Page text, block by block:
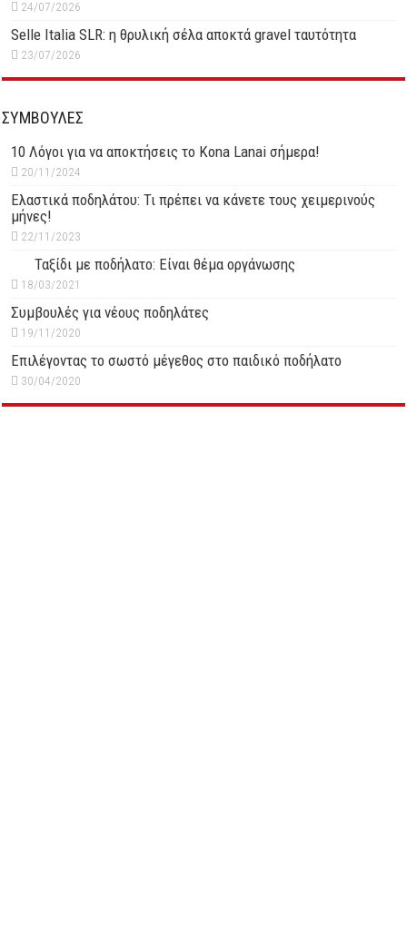
24/07/2026
Selle Italia SLR: η θρυλική σέλα αποκτά gravel ταυτότητα
23/07/2026
ΣΥΜΒΟΥΛΕΣ
10 Λόγοι για να αποκτήσεις το Kona Lanai σήμερα!
20/11/2024
Ελαστικά ποδηλάτου: Τι πρέπει να κάνετε τους χειμερινούς
μήνες!
22/11/2023
Ταξίδι με ποδήλατο: Είναι θέμα οργάνωσης
18/03/2021
Συμβουλές για νέους ποδηλάτες
19/11/2020
Επιλέγοντας το σωστό μέγεθος στο παιδικό ποδήλατο
30/04/2020